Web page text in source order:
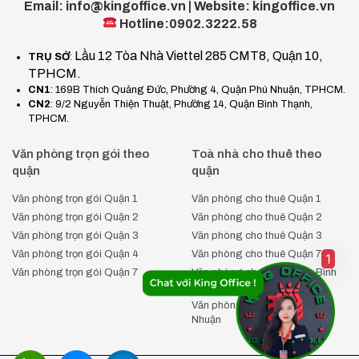
Dịch vụ hỗ trợ doanh nghiệp:cung cấp các dịch vụ hỗ
miễn phí và đưa đón khách tham quan văn phòng, giúp
doanh nghiệp tiết kiệm thời gian và công sức trong việc
thiết lập hoạt động.
sự là một môi trường làm việc lý tưởng, đáp ứng đầy đủ nhu
cầu của các doanh nghiệp và tạo điều kiện thuận lợi cho sự
phát triển bền vững.
Email: info@kingoffice.vn | Website: kingoffice.vn
Hotline:0902.3222.58
TRỤ SỞ: Lầu 12 Tòa Nhà Viettel 285 CMT8, Quận 10,
TPHCM.
CN1: 169B Thích Quảng Đức, Phường 4, Quận Phú Nhuận, TPHCM.
CN2: 9/2 Nguyễn Thiện Thuật, Phường 14, Quận Bình Thạnh,
TPHCM.
Văn phòng trọn gói theo
quận
Văn phòng trọn gói Quận 1
Văn phòng trọn gói Quận 2
Văn phòng trọn gói Quận 3
Văn phòng trọn gói Quận 4
Văn phòng trọn gói Quận 7
Toà nhà cho thuê theo
quận
Văn phòng cho thuê Quận 1
Văn phòng cho thuê Quận 2
Văn phòng cho thuê Quận 3
Văn phòng cho thuê Quận 7
Văn phòng cho thuê Quận Bình
Thạnh
Văn phòng cho thuê Quận Phú
Nhuận
1